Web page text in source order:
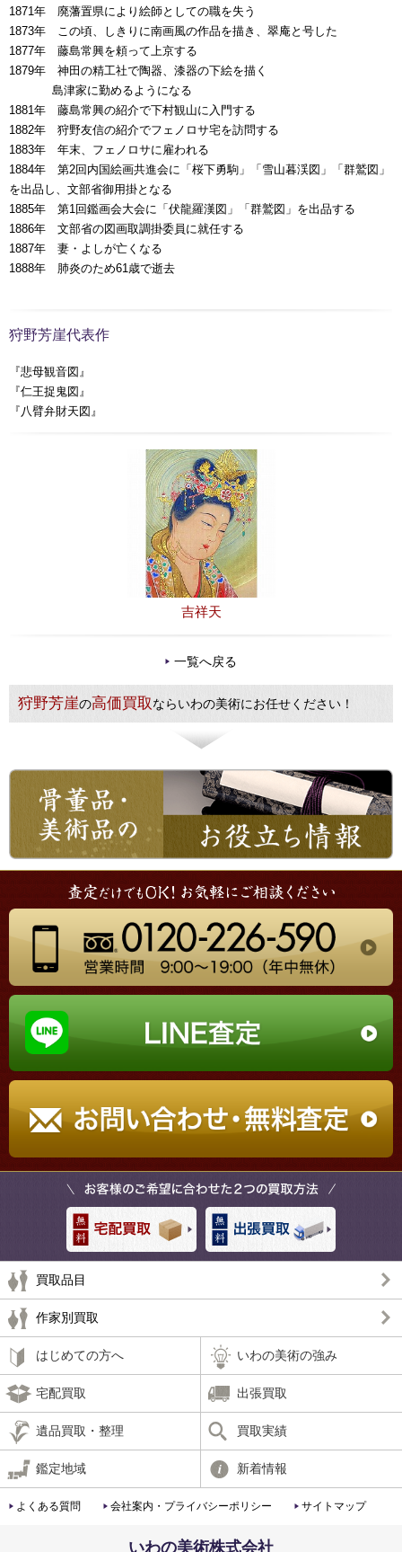
1871年 廃藩置県により絵師としての職を失う
1873年 この頃、しきりに南画風の作品を描き、翠庵と号した
1877年 藤島常興を頼って上京する
1879年 神田の精工社で陶器、漆器の下絵を描く
島津家に勤めるようになる
1881年 藤島常興の紹介で下村観山に入門する
1882年 狩野友信の紹介でフェノロサ宅を訪問する
1883年 年末、フェノロサに雇われる
1884年 第2回内国絵画共進会に「桜下勇駒」「雪山暮渓図」「群鷲図」
を出品し、文部省御用掛となる
1885年 第1回鑑画会大会に「伏龍羅漢図」「群鷲図」を出品する
1886年 文部省の図画取調掛委員に就任する
1887年 妻・よしが亡くなる
1888年 肺炎のため61歳で逝去
狩野芳崖代表作
『悲母観音図』
『仁王捉鬼図』
『八臂弁財天図』
吉祥天
一覧へ戻る
狩野芳崖の高価買取ならいわの美術にお任せください！
買取品目
作家別買取
はじめての方へ いわの美術の強み
宅配買取 出張買取
遺品買取・整理 買取実績
鑑定地域 新着情報
よくある質問 会社案内・プライバシーポリシー サイトマップ
いわの美術株式会社